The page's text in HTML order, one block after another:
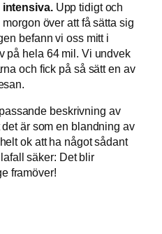
intensiva.Upp tidigt och
över att få sätta sig
befann vi oss mitt i
på hela 64 mil. Vi undvek
och fick på så sätt en av
beskrivning av
är som en blandning av
ok att ha något sådant
säker: Det blir
framöver!